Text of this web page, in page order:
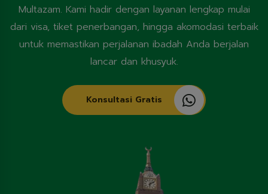
Multazam. Kami hadir dengan layanan lengkap mulai
dari visa, tiket penerbangan, hingga akomodasi terbaik
untuk memastikan perjalanan ibadah Anda berjalan
lancar dan khusyuk.
Konsultasi Gratis